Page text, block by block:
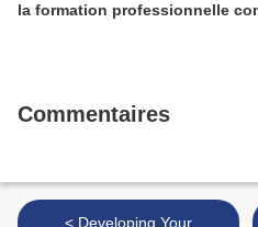
la formation professionnelle
Commentaires
< Developing Your